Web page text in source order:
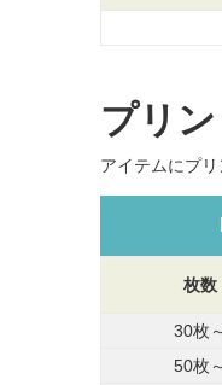
プリ
アイテムにプ
枚数
30枚～
50枚～